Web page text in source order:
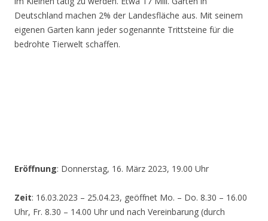
Deutschland machen 2% der Landesfläche aus. Mit seinem
eigenen Garten kann jeder sogenannte Trittsteine für die
bedrohte Tierwelt schaffen.
Eröffnung: Donnerstag, 16. März 2023, 19.00 Uhr
Zeit: 16.03.2023 – 25.04.23, geöffnet Mo. – Do. 8.30 – 16.00
Uhr, Fr. 8.30 – 14.00 Uhr und nach Vereinbarung (durch